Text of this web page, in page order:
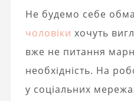
Не будемо себе
чоловіки хочуть
вже не питання
необхідність. На
у соціальних